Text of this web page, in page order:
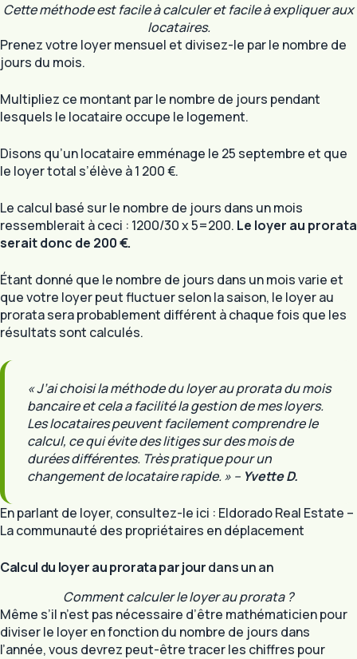
Cette méthode est facile à calculer et facile à expliquer aux
locataires.
Prenez votre loyer mensuel et divisez-le par le nombre de
jours du mois.
Multipliez ce montant par le nombre de jours pendant
lesquels le locataire occupe le logement.
Disons qu’un locataire emménage le 25 septembre et que
le loyer total s’élève à 1 200 €.
Le calcul basé sur le nombre de jours dans un mois
ressemblerait à ceci : 1200/30 x 5=200. Le loyer au prorata
serait donc de 200 €.
Étant donné que le nombre de jours dans un mois varie et
que votre loyer peut fluctuer selon la saison, le loyer au
prorata sera probablement différent à chaque fois que les
résultats sont calculés.
« J’ai choisi la méthode du loyer au prorata du mois
bancaire et cela a facilité la gestion de mes loyers.
Les locataires peuvent facilement comprendre le
calcul, ce qui évite des litiges sur des mois de
durées différentes. Très pratique pour un
changement de locataire rapide. » – Yvette D.
En parlant de loyer, consultez-le ici : Eldorado Real Estate –
La communauté des propriétaires en déplacement
Calcul du loyer au prorata par jourdans un an
Comment calculer le loyer au prorata ?
Même s’il n’est pas nécessaire d’être mathématicien pour
diviser le loyer en fonction du nombre de jours dans
l’année, vous devrez peut-être tracer les chiffres pour